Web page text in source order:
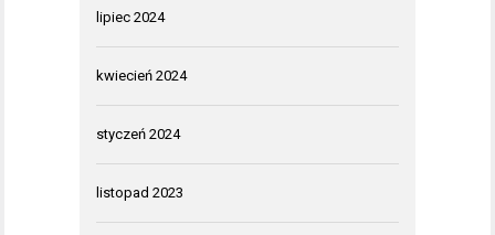
lipiec 2024
kwiecień 2024
styczeń 2024
listopad 2023